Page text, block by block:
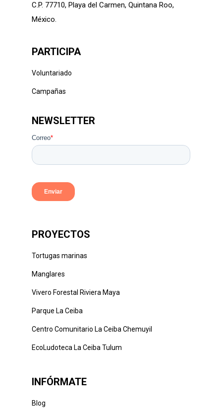
C.P. 77710, Playa del Carmen, Quintana Roo,
México.
PARTICIPA
Voluntariado
Campañas
NEWSLETTER
PROYECTOS
Tortugas marinas
Manglares
Vivero Forestal Riviera Maya
Parque La Ceiba
Centro Comunitario La Ceiba Chemuyil
EcoLudoteca La Ceiba Tulum
INFÓRMATE
Blog